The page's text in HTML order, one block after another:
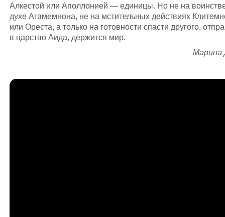
Алкестой или Аполлонией — единицы. Но не на
духе Агамемнона, не на мстительных действиях
или Ореста, а только на готовности спасти другого,
в царство Аида, держится мир.
Марина